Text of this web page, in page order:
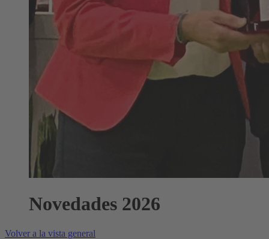
Novedades 2026
Volver a la vista general